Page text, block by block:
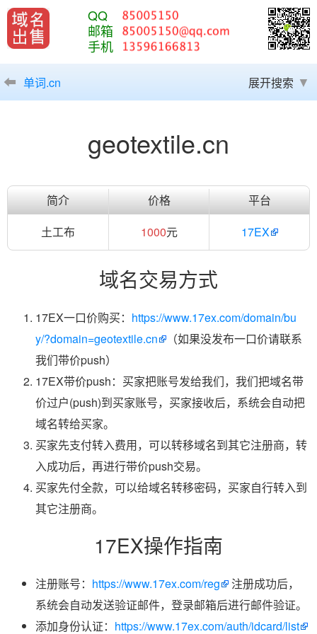
QQ
邮箱
手机
单词.cn 展开搜索
geotextile.cn
简介 价格
平台
土工布
1000元 17EX
域名交易方式
17EX一口价购买： https://www.17ex.com/domain/bu
y/?domain=geotextile.cn
（如果没发布一口价请联系
我们带价push）
17EX带价push：买家把账号发给我们，我们把域名带
价过户(push)到买家账号，买家接收后，系统会自动把
域名转给买家。
买家先支付转入费用，可以转移域名到其它注册商，转
入成功后，再进行带价push交易。
买家先付全款，可以给域名转移密码，买家自行转入到
其它注册商。
17EX操作指南
注册账号： https://www.17ex.com/reg
注册成功后，
系统会自动发送验证邮件，登录邮箱后进行邮件验证。
添加身份认证： https://www.17ex.com/auth/idcard/list